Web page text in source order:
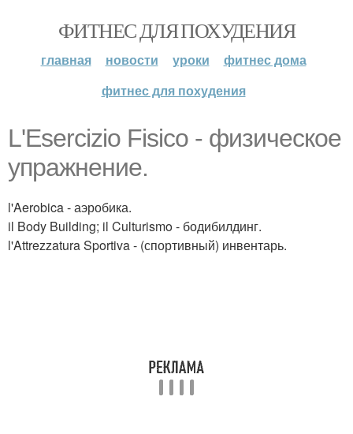
ФИТНЕС ДЛЯ ПОХУДЕНИЯ
главная новости уроки
фитнес дома
фитнес для похудения
L'Esercizio Fisico - физическое
упражнение.
l'Aerobica - аэробика.
il Body Building; il Culturismo - бодибилдинг.
l'Attrezzatura Sportiva - (спортивный) инвентарь.